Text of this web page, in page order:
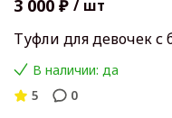
3 000 ₽ / шт
Туфли для девочек с
В наличии: да
5
0